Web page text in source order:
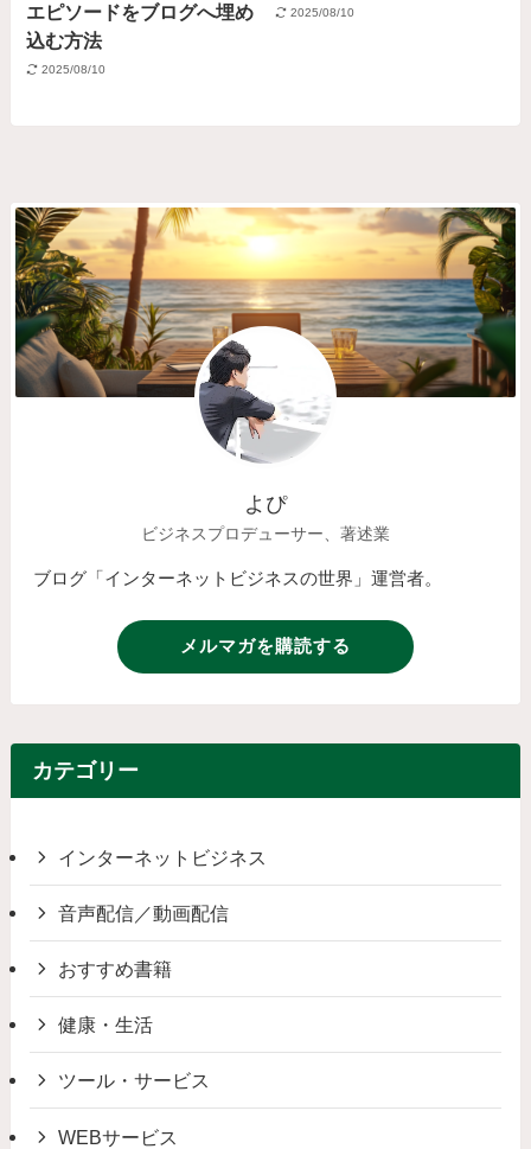
エピソードをブログへ埋め
込む方法
2025/08/10
2025/08/10
よぴ
ビジネスプロデューサー、著述業
ブログ「インターネットビジネスの世界」運営者。
メルマガを購読する
カテゴリー
インターネットビジネス
音声配信／動画配信
おすすめ書籍
健康・生活
ツール・サービス
WEBサービス